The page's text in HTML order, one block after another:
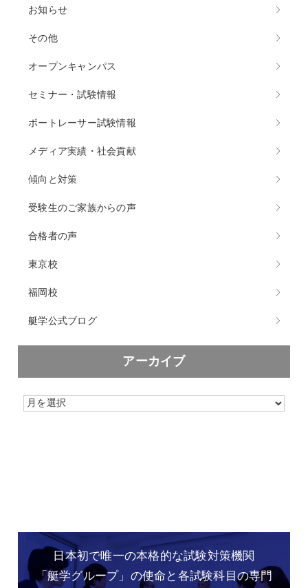
お知らせ
その他
オープンキャンパス
セミナー・試験情報
ボートレーサー試験情報
メディア実績・社会貢献
傾向と対策
受験生のご家族からの声
合格者の声
東京校
福岡校
艇学公式ブログ
アーカイブ
日本初で唯一の本格的な試験対策機関
「艇学グループ」の使命と各試験科目の専門